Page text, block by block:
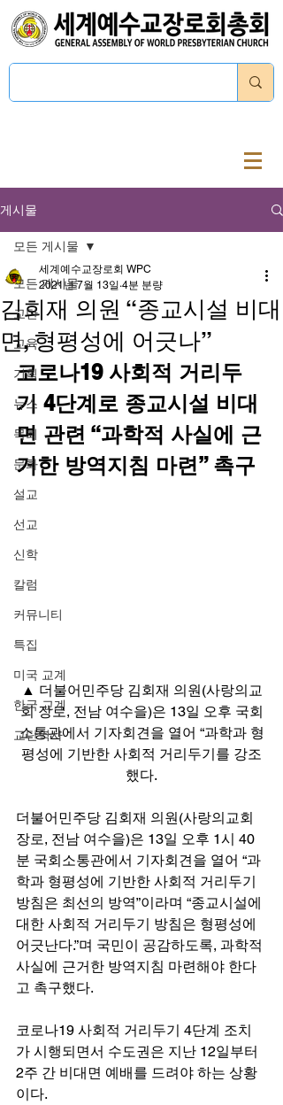
게시물
모든 게시물
교단
교육
기획
뉴스
목회
문화
설교
선교
신학
칼럼
커뮤니티
특집
미국 교계
한국 교계
교단역사
모든 게시물
김회재 의원 “종교시설 비대
면, 형평성에 어긋나”
세계예수교장로회 WPC
2021년 7월 13일 4분 분량
코로나19 사회적 거리두
기 4단계로 종교시설 비대
면 관련 “과학적 사실에 근
거한 방역지침 마련” 촉구
▲ 더불어민주당 김회재 의원(사랑의교
회 장로, 전남 여수을)은 13일 오후 국회
소통관에서 기자회견을 열어 “과학과 형
평성에 기반한 사회적 거리두기를 강조
했다.
더불어민주당 김회재 의원(사랑의교회
장로, 전남 여수을)은 13일 오후 1시 40
분 국회소통관에서 기자회견을 열어 “과
학과 형평성에 기반한 사회적 거리두기
방침은 최선의 방역”이라며 “종교시설에
대한 사회적 거리두기 방침은 형평성에
어긋난다.”며 국민이 공감하도록, 과학적
사실에 근거한 방역지침 마련해야 한다
고 촉구했다.
코로나19 사회적 거리두기 4단계 조치
가 시행되면서 수도권은 지난 12일부터
2주 간 비대면 예배를 드려야 하는 상황
이다.